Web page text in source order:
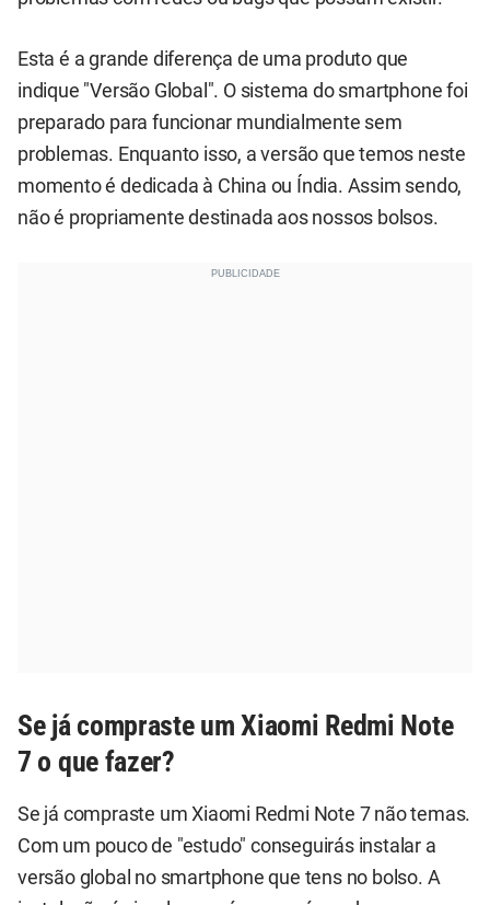
Esta é a grande diferença de uma produto que
indique "Versão Global". O sistema do smartphone foi
preparado para funcionar mundialmente sem
problemas. Enquanto isso, a versão que temos neste
momento é dedicada à China ou Índia. Assim sendo,
não é propriamente destinada aos nossos bolsos.
Se já compraste um Xiaomi Redmi Note
7 o que fazer?
Se já compraste um Xiaomi Redmi Note 7 não temas.
Com um pouco de "estudo" conseguirás instalar a
versão global no smartphone que tens no bolso. A